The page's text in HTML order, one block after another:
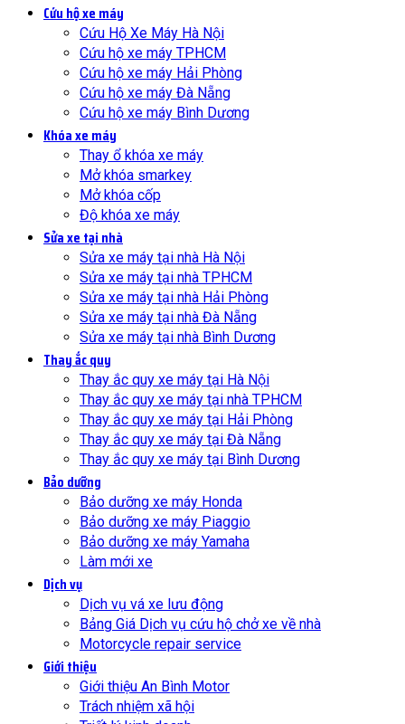
Cứu hộ xe máy
Cứu Hộ Xe Máy Hà Nội
Cứu hộ xe máy TPHCM
Cứu hộ xe máy Hải Phòng
Cứu hộ xe máy Đà Nẵng
Cứu hộ xe máy Bình Dương
Khóa xe máy
Thay ổ khóa xe máy
Mở khóa smarkey
Mở khóa cốp
Độ khóa xe máy
Sửa xe tại nhà
Sửa xe máy tại nhà Hà Nội
Sửa xe máy tại nhà TPHCM
Sửa xe máy tại nhà Hải Phòng
Sửa xe máy tại nhà Đà Nẵng
Sửa xe máy tại nhà Bình Dương
Thay ắc quy
Thay ắc quy xe máy tại Hà Nội
Thay ắc quy xe máy tại nhà TPHCM
Thay ắc quy xe máy tại Hải Phòng
Thay ắc quy xe máy tại Đà Nẵng
Thay ắc quy xe máy tại Bình Dương
Bảo dưỡng
Bảo dưỡng xe máy Honda
Bảo dưỡng xe máy Piaggio
Bảo dưỡng xe máy Yamaha
Làm mới xe
Dịch vụ
Dịch vụ vá xe lưu động
Bảng Giá Dịch vụ cứu hộ chở xe về nhà
Motorcycle repair service
Giới thiệu
Giới thiệu An Bình Motor
Trách nhiệm xã hội